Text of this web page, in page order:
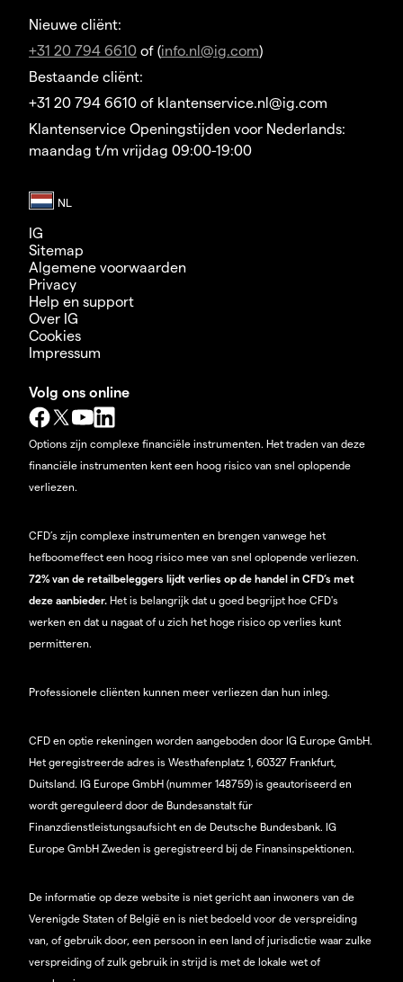
Nieuwe cliënt:
+31 20 794 6610 of (info.nl@ig.com)
Bestaande cliënt:
+31 20 794 6610 of klantenservice.nl@ig.com
Klantenservice Openingstijden voor Nederlands:
maandag t/m vrijdag 09:00-19:00
IG
Sitemap
Algemene voorwaarden
Privacy
Help en support
Over IG
Cookies
Impressum
Volg ons online
Options zijn complexe financiële instrumenten. Het traden van deze
financiële instrumenten kent een hoog risico van snel oplopende
verliezen.
CFD’s zijn complexe instrumenten en brengen vanwege het
hefboomeffect een hoog risico mee van snel oplopende verliezen.
72% van de retailbeleggers lijdt verlies op de handel in CFD’s met
deze aanbieder. Het is belangrijk dat u goed begrijpt hoe CFD's
werken en dat u nagaat of u zich het hoge risico op verlies kunt
permitteren.
Professionele cliënten kunnen meer verliezen dan hun inleg.
CFD en optie rekeningen worden aangeboden door IG Europe GmbH.
Het geregistreerde adres is Westhafenplatz 1, 60327 Frankfurt,
Duitsland. IG Europe GmbH (nummer 148759) is geautoriseerd en
wordt gereguleerd door de Bundesanstalt für
Finanzdienstleistungsaufsicht en de Deutsche Bundesbank. IG
Europe GmbH Zweden is geregistreerd bij de Finansinspektionen.
De informatie op deze website is niet gericht aan inwoners van de
Verenigde Staten of België en is niet bedoeld voor de verspreiding
van, of gebruik door, een persoon in een land of jurisdictie waar zulke
verspreiding of zulk gebruik in strijd is met de lokale wet of